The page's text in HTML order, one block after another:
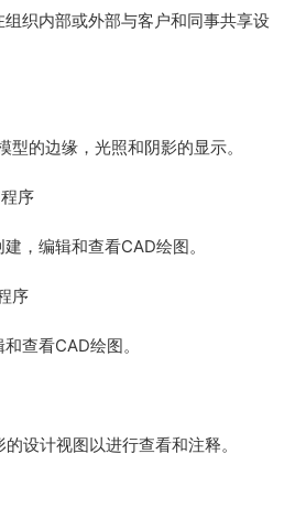
织内部或外部与客户和同事共享设
的边缘，光照和阴影的显示。
序
，编辑和查看CAD绘图。
序
查看CAD绘图。
设计视图以进行查看和注释。